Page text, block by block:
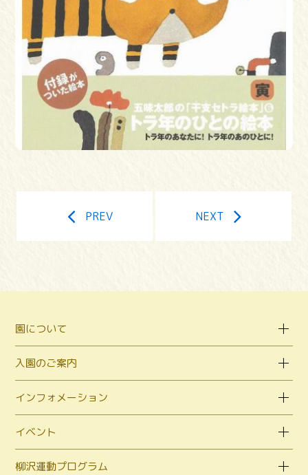
PREV NEXT
園について
入園のご案内
インフォメーション
イベント
柳沢運動プログラム